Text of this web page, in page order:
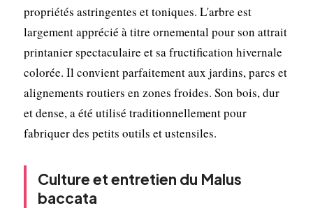
propriétés astringentes et toniques. L'arbre est
largement apprécié à titre ornemental pour son attrait
printanier spectaculaire et sa fructification hivernale
colorée. Il convient parfaitement aux jardins, parcs et
alignements routiers en zones froides. Son bois, dur
et dense, a été utilisé traditionnellement pour
fabriquer des petits outils et ustensiles.
Culture et entretien du Malus
baccata